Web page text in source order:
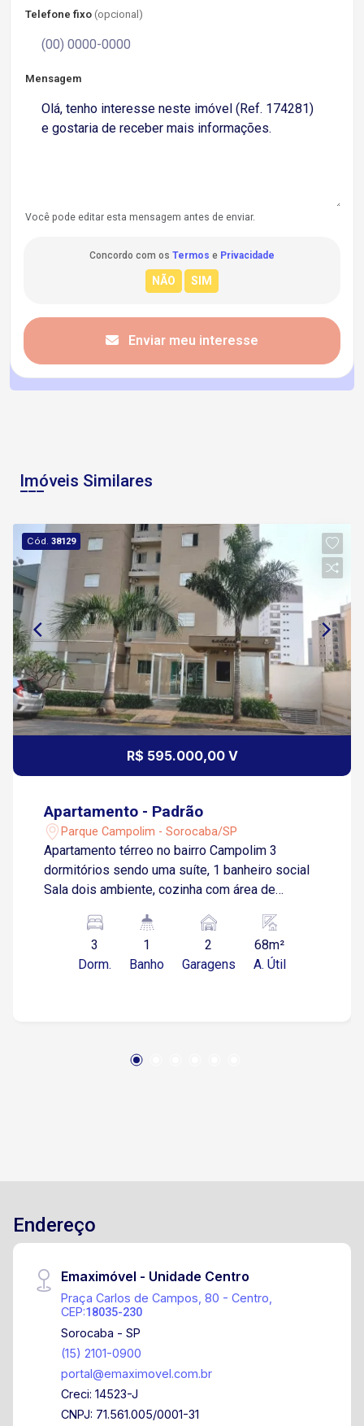
Telefone fixo (opcional)
Mensagem
Você pode editar esta mensagem antes de enviar.
Concordo com os Termos e Privacidade
Enviar meu interesse
Imóveis Similares
Cód.38129
R$ 595.000,00 V
Apartamento - Padrão
Parque Campolim - Sorocaba/SP
Apartamento térreo no bairro Campolim 3
dormitórios sendo uma suíte, 1 banheiro social
Sala dois ambiente, cozinha com área de
corredor lateral área de lazer com piscina,
playground, academia, salão de festa 2 vagas
de garagem cobertas.
3
Dorm.
1
Banho
2
Garagens
68m²
A. Útil
Endereço
Emaximóvel - Unidade Centro
Praça Carlos de Campos, 80 - Centro,
CEP:18035-230
Sorocaba - SP
(15) 2101-0900
portal@emaximovel.com.br
Creci: 14523-J
CNPJ: 71.561.005/0001-31